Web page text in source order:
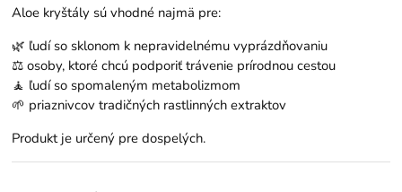
Aloe kryštály sú vhodné najmä pre:
🌿 ľudí so sklonom k nepravidelnému vyprázdňovaniu
⚖️ osoby, ktoré chcú podporiť trávenie prírodnou cestou
🧘 ľudí so spomaleným metabolizmom
🌱 priaznivcov tradičných rastlinných extraktov
Produkt je určený pre dospelých.